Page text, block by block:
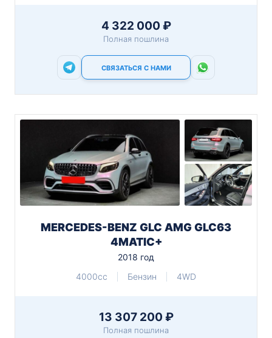
4 322 000 ₽
Полная пошлина
СВЯЗАТЬСЯ С НАМИ
MERCEDES-BENZ GLC AMG GLC63
4MATIC+
2018 год
4000cc
Бензин 4WD
13 307 200 ₽
Полная пошлина